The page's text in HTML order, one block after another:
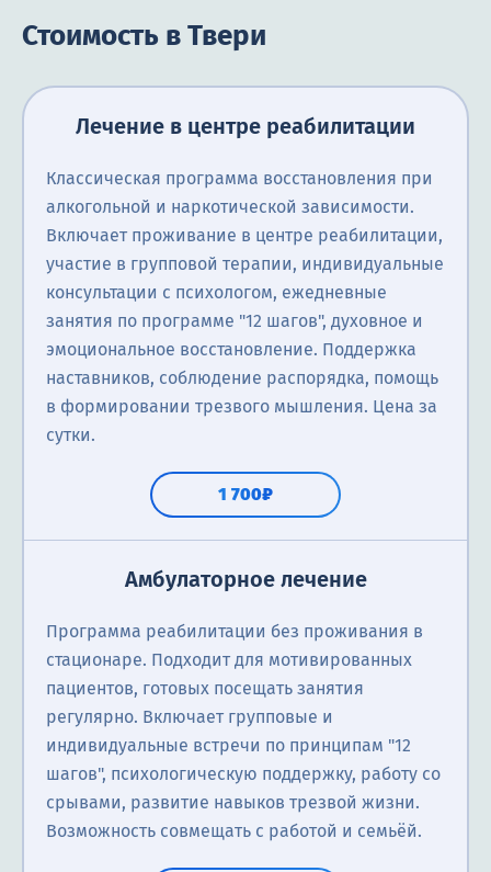
Стоимость в Твери
Лечение в центре реабилитации
Классическая программа восстановления при
алкогольной и наркотической зависимости.
Включает проживание в центре реабилитации,
участие в групповой терапии, индивидуальные
консультации с психологом, ежедневные
занятия по программе "12 шагов", духовное и
эмоциональное восстановление. Поддержка
наставников, соблюдение распорядка, помощь
в формировании трезвого мышления. Цена за
сутки.
1 700₽
Амбулаторное лечение
Программа реабилитации без проживания в
стационаре. Подходит для мотивированных
пациентов, готовых посещать занятия
регулярно. Включает групповые и
индивидуальные встречи по принципам "12
шагов", психологическую поддержку, работу со
срывами, развитие навыков трезвой жизни.
Возможность совмещать с работой и семьёй.